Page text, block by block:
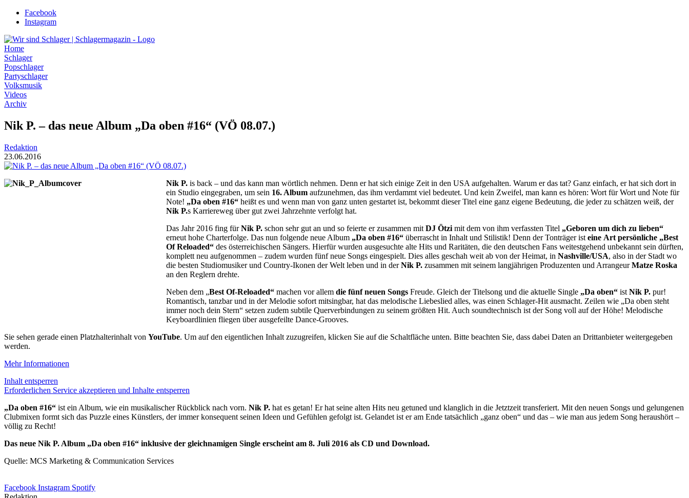
Zum
Inhalt
Facebook
Instagram
Home
Schlager
Popschlager
Partyschlager
Volksmusik
Videos
Archiv
Nik P. – das neue Album „Da oben #16“ (VÖ 08.07.)
Redaktion
23.06.2016
Nik P. is back – und das kann man wörtlich nehmen. Denn er hat sich einige Zeit in den USA aufgehalten. Warum er das tat? Ganz einfach, er hat sich dort in
ein Studio eingegraben, um sein 16. Album aufzunehmen, das ihm verdammt viel bedeutet. Und kein Zweifel, man kann es hören: Wort für Wort und Note für
Note! „Da oben #16“ heißt es und wenn man von ganz unten gestartet ist, bekommt dieser Titel eine ganz eigene Bedeutung, die jeder zu schätzen weiß, der
Nik P.s Karriereweg über gut zwei Jahrzehnte verfolgt hat.
Das Jahr 2016 fing fürNik P. schon sehr gut an und so feierte er zusammen mit DJ Ötzi mit dem von ihm verfassten Titel „Geboren um dich zu lieben“
erneut hohe Charterfolge. Das nun folgende neue Album „Da oben #16“ überrascht in Inhalt und Stilistik! Denn der Tonträger ist eine Art persönliche „Best
Of Reloaded“ des österreichischen Sängers. Hierfür wurden ausgesuchte alte Hits und Raritäten, die den deutschen Fans weitestgehend unbekannt sein dürften,
komplett neu aufgenommen – zudem wurden fünf neue Songs eingespielt. Dies alles geschah weit ab von der Heimat, in Nashville/USA, also in der Stadt wo
die besten Studiomusiker und Country-Ikonen der Welt leben und in derNik P. zusammen mit seinem langjährigen Produzenten und ArrangeurMatze Roska
an den Reglern drehte.
Neben dem „Best Of-Reloaded“ machen vor allem die fünf neuen Songs Freude. Gleich der Titelsong und die aktuelle Single „Da oben“ ist Nik P. pur!
Romantisch, tanzbar und in der Melodie sofort mitsingbar, hat das melodische Liebeslied alles, was einen Schlager-Hit ausmacht. Zeilen wie „Da oben steht
immer noch dein Stern“ setzen zudem subtile Querverbindungen zu seinem größten Hit. Auch soundtechnisch ist der Song voll auf der Höhe! Melodische
Keyboardlinien fliegen über ausgefeilte Dance-Grooves.
Sie sehen gerade einen Platzhalterinhalt von YouTube. Um auf den eigentlichen Inhalt zuzugreifen, klicken Sie auf die Schaltfläche unten. Bitte beachten Sie, dass dabei Daten an Drittanbieter weitergegeben
werden.
Mehr Informationen
Inhalt entsperren
Erforderlichen Service akzeptieren und Inhalte entsperren
„Da oben #16“ ist ein Album, wie ein musikalischer Rückblick nach vorn. Nik P. hat es getan! Er hat seine alten Hits neu getuned und klanglich in die Jetztzeit transferiert. Mit den neuen Songs und gelungenen
Clubmixen formt sich das Puzzle eines Künstlers, der immer konsequent seinen Ideen und Gefühlen gefolgt ist. Gelandet ist er am Ende tatsächlich „ganz oben“ und das – wie man aus jedem Song heraushört –
völlig zu Recht!
Das neue Nik P. Album „Da oben #16“ inklusive der gleichnamigen Single erscheint am 8. Juli 2016 als CD und Download.
Quelle: MCS Marketing & Communication Services
Facebook Instagram Spotify